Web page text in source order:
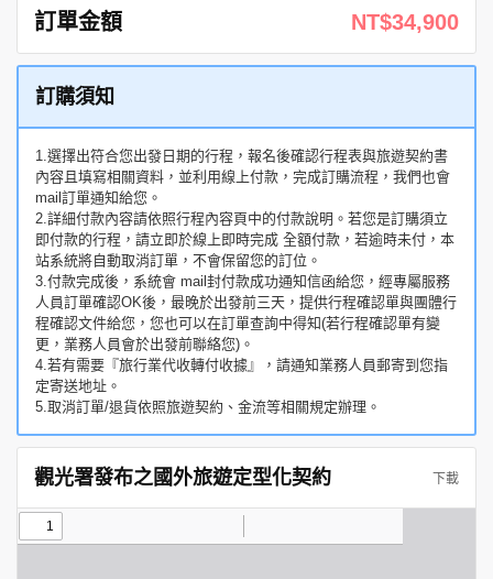
訂單金額 NT$34,900
訂購須知
1.選擇出符合您出發日期的行程，報名後確認行程表與旅遊契約書
內容且填寫相關資料，並利用線上付款，完成訂購流程，我們也會
mail訂單通知給您。
2.詳細付款內容請依照行程內容頁中的付款說明。若您是訂購須立
即付款的行程，請立即於線上即時完成 全額付款，若逾時未付，本
站系統將自動取消訂單，不會保留您的訂位。
3.付款完成後，系統會 mail封付款成功通知信函給您，經專屬服務
人員訂單確認OK後，最晚於出發前三天，提供行程確認單與團體行
程確認文件給您，您也可以在訂單查詢中得知(若行程確認單有變
更，業務人員會於出發前聯絡您)。
4.若有需要『旅行業代收轉付收據』，請通知業務人員郵寄到您指
定寄送地址。
5.取消訂單/退貨依照旅遊契約、金流等相關規定辦理。
觀光署發布之國外旅遊定型化契約 下載